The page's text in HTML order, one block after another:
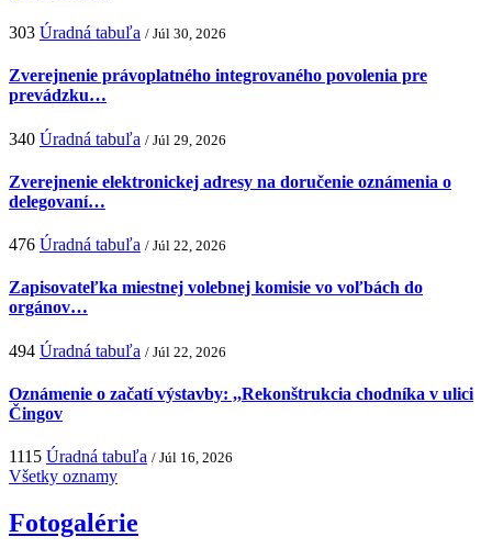
303 Úradná tabuľa / Júl 30, 2026
Zverejnenie právoplatného integrovaného povolenia pre
prevádzku…
340 Úradná tabuľa / Júl 29, 2026
Zverejnenie elektronickej adresy na doručenie oznámenia o
delegovaní…
476 Úradná tabuľa / Júl 22, 2026
Zapisovateľka miestnej volebnej komisie vo voľbách do
orgánov…
494 Úradná tabuľa / Júl 22, 2026
Oznámenie o začatí výstavby: ,,Rekonštrukcia chodníka v ulici
Čingov
1115 Úradná tabuľa / Júl 16, 2026
Všetky oznamy
Fotogalérie